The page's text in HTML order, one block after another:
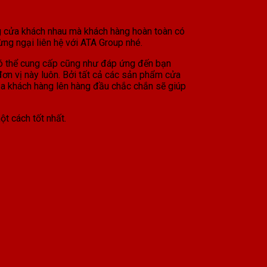
khách nhau mà khách hàng hoàn toàn có
ngại liên hệ với ATA Group nhé.
cung cấp cũng như đáp ứng đến bạn
vị này luôn. Bởi tất cả các sản phẩm cửa
khách hàng lên hàng đầu chắc chắn sẽ giúp
cách tốt nhất.